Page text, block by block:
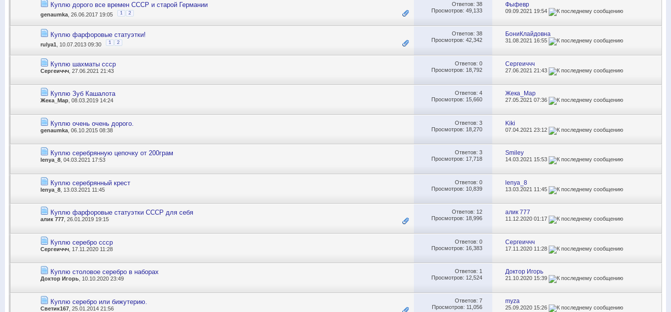
Куплю дорого все времен СССР и старой Германии
genaumka , 26.06.2017 19:05 1 2
Ответов: 38
Просмотров: 49,133
Фыфевр
09.09.2021 19:54
Куплю фарфоровые статуэтки!
rulya1 , 10.07.2013 09:30 1 2
Ответов: 38
Просмотров: 42,342
БониКлайдовна
31.08.2021 16:55
Куплю шахматы ссср
Сергеиччч , 27.06.2021 21:43
Ответов: 0
Просмотров: 18,792
Сергеиччч
27.06.202121:43
Куплю Зуб Кашалота
Жека_Мар, 08.03.2019 14:24
Ответов: 4
Просмотров: 15,660
Жека_Мар
27.05.202107:36
Куплю очень очень дорого.
genaumka , 06.10.2015 08:38
Ответов: 3
Просмотров: 18,270
Kiki
07.04.202123:12
Куплю серебрянную цепочку от 200грам
lenya_8, 04.03.2021 17:53
Ответов: 3
Просмотров: 17,718
Smiley
14.03.2021 15:53
Куплю серебрянный крест
lenya_8 , 13.03.2021 11:45
Ответов: 0
Просмотров: 10,839
lenya_8
13.03.2021 11:45
Куплю фарфоровые статуэтки СССР для себя
алик 777 , 26.01.2019 19:15
Ответов: 12
Просмотров: 18,996
алик 777
11.12.202001:17
Куплю серебро ссср
Сергеиччч , 17.11.2020 11:28
Ответов: 0
Просмотров: 16,383
Сергеиччч
17.11.2020 11:28
Куплю столовое серебро в наборах
Доктор Игорь , 10.10.2020 23:49
Ответов: 1
Просмотров: 12,524
Доктор Игорь
21.10.2020 15:39
Куплю серебро или бижутерию.
Светик167 , 25.01.2014 21:56
Ответов: 7
Просмотров: 11,056
myza
25.09.202015:26